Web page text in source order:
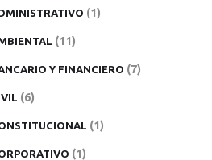
(1)
(11)
Y FINANCIERO (7)
(6)
(1)
(1)